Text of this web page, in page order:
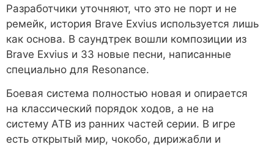
Разработчики уточняют, что это не порт и не
ремейк, история Brave Exvius используется лишь
как основа. В саундтрек вошли композиции из
Brave Exvius и 33 новые песни, написанные
специально для Resonance.
Боевая система полностью новая и опирается
на классический порядок ходов, а не на
систему ATB из ранних частей серии. В игре
есть открытый мир, чокобо, дирижабли и